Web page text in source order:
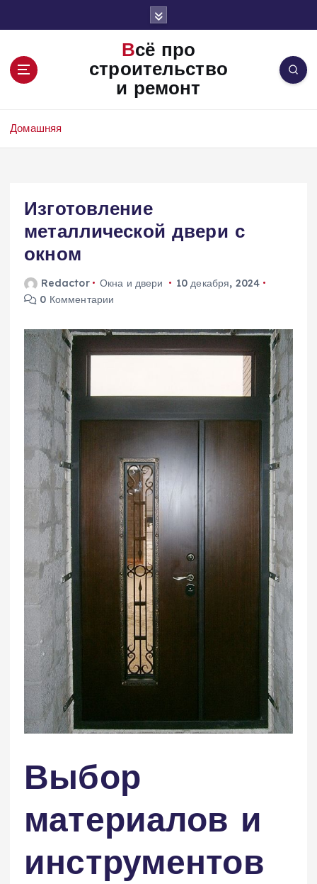
Всё про
строительство
и ремонт
Домашняя
Изготовление
металлической двери с
окном
Redactor Окна и двери
10 декабря, 2024
0 Комментарии
Выбор
материалов и
инструментов